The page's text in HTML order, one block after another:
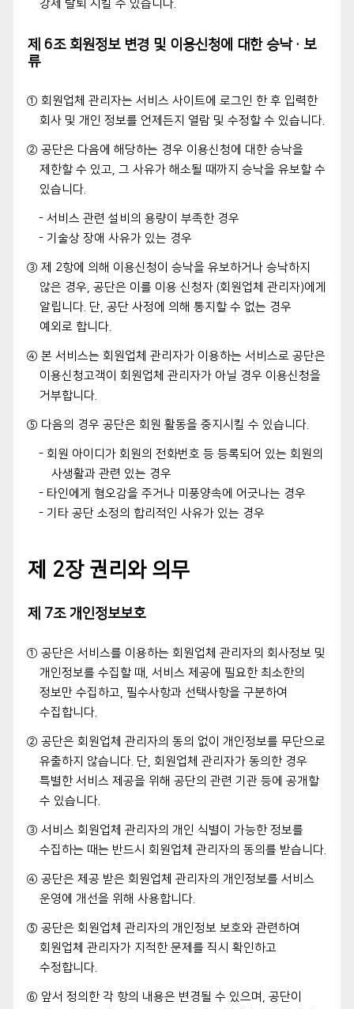
강제 탈퇴 시킬 수 있습니다.
제 6조 회원정보 변경 및 이용신청에 대한 승낙·보
류
① 회원업체 관리자는 서비스 사이트에 로그인 한 후 입력한
회사 및 개인 정보를 언제든지 열람 및 수정할 수 있습니다.
② 공단은 다음에 해당하는 경우 이용신청에 대한 승낙을
제한할 수 있고, 그 사유가 해소될 때까지 승낙을 유보할 수
있습니다.
- 서비스 관련 설비의 용량이 부족한 경우
- 기술상 장애 사유가 있는 경우
③ 제 2항에 의해 이용신청이 승낙을 유보하거나 승낙하지
않은 경우, 공단은 이를 이용 신청자 (회원업체 관리자)에게
알립니다. 단, 공단 사정에 의해 통지할 수 없는 경우
예외로 합니다.
④ 본 서비스는 회원업체 관리자가 이용하는 서비스로 공단은
이용신청고객이 회원업체 관리자가 아닐 경우 이용신청을
거부합니다.
⑤ 다음의 경우 공단은 회원 활동을 중지시킬 수 있습니다.
- 회원 아이디가 회원의 전화번호 등 등록되어 있는 회원의
사생활과 관련 있는 경우
- 타인에게 혐오감을 주거나 미풍양속에 어긋나는 경우
- 기타 공단 소정의 합리적인 사유가 있는 경우
제 2장 권리와 의무
제 7조 개인정보보호
① 공단은 서비스를 이용하는 회원업체 관리자의 회사정보 및
개인정보를 수집할 때, 서비스 제공에 필요한 최소한의
정보만 수집하고, 필수사항과 선택사항을 구분하여
수집합니다.
② 공단은 회원업체 관리자의 동의 없이 개인정보를 무단으로
유출하지 않습니다. 단, 회원업체 관리자가 동의한 경우
특별한 서비스 제공을 위해 공단의 관련 기관 등에 공개할
수 있습니다.
③ 서비스 회원업체 관리자의 개인 식별이 가능한 정보를
수집하는 때는 반드시 회원업체 관리자의 동의를 받습니다.
④ 공단은 제공 받은 회원업체 관리자의 개인정보를 서비스
운영에 개선을 위해 사용합니다.
⑤ 공단은 회원업체 관리자의 개인정보 보호와 관련하여
회원업체 관리자가 지적한 문제를 직시 확인하고
수정합니다.
⑥ 앞서 정의한 각 항의 내용은 변경될 수 있으며, 공단이